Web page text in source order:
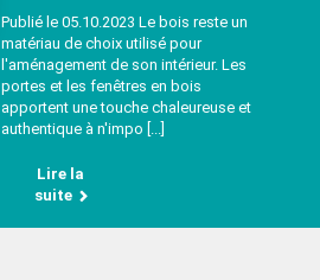
Publié le 05.10.2023 Le bois reste un
matériau de choix utilisé pour
l'aménagement de son intérieur. Les
portes et les fenêtres en bois
apportent une touche chaleureuse et
authentique à n'impo [...]
Lire la
suite